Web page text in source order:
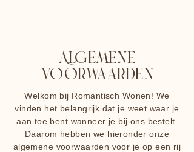
Algemene
Voorwaarden
Welkom bij Romantisch Wonen! We
vinden het belangrijk dat je weet waar je
aan toe bent wanneer je bij ons bestelt.
Daarom hebben we hieronder onze
algemene voorwaarden voor je op een rij